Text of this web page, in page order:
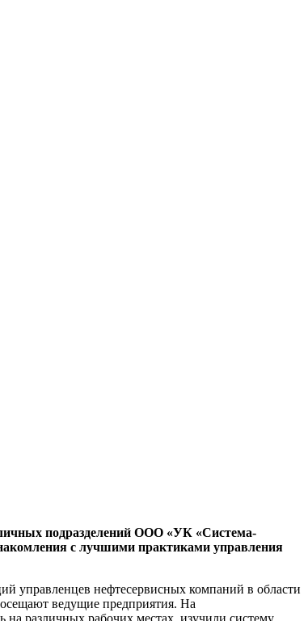
подразделений ООО «УК «Система-
с лучшими практиками управления
нефтесервисных компаний в области
ведущие предприятия. На
различных рабочих местах, изучили систему